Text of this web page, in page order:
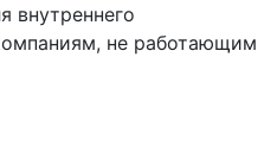
внутреннего
не работающим